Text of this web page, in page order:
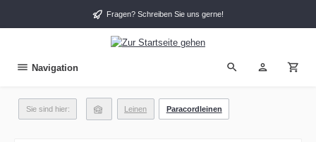
Fragen? Schreiben Sie uns gerne!
Navigation
Sie sind hier: Leinen Paracordleinen